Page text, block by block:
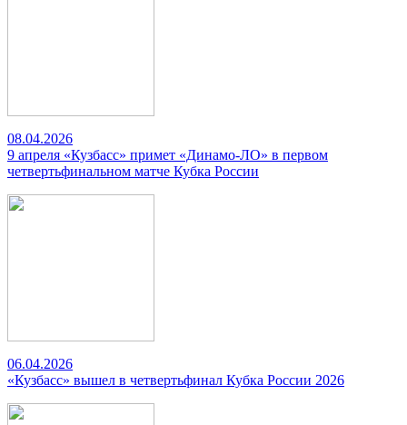
08.04.2026
9 апреля «Кузбасс» примет «Динамо-ЛО» в первом
четвертьфинальном матче Кубка России
06.04.2026
«Кузбасс» вышел в четвертьфинал Кубка России 2026